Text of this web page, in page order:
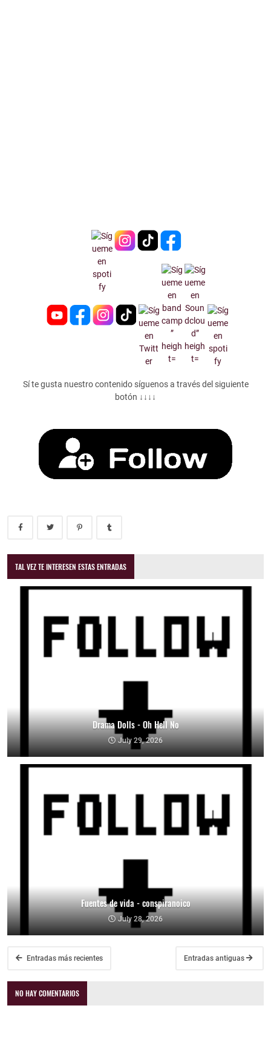
Sí te gusta nuestro contenido síguenos a través del siguiente
botón ↓↓↓↓
TAL VEZ TE INTERESEN ESTAS ENTRADAS
Drama Dolls - Oh Hell No
July 29, 2026
Fuentes de vida - conspiranoico
July 28, 2026
Entradas más recientes Entradas antiguas
NO HAY COMENTARIOS